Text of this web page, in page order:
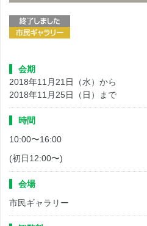
会期
2018年11月21日（水）から
2018年11月25日（日）まで
時間
10:00〜16:00
(初日12:00〜)
会場
市民ギャラリー